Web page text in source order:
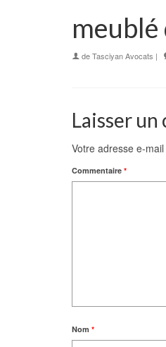
deTasciyan Avocats |
Laisser
Votre adresse e-
Commentaire *
Nom *